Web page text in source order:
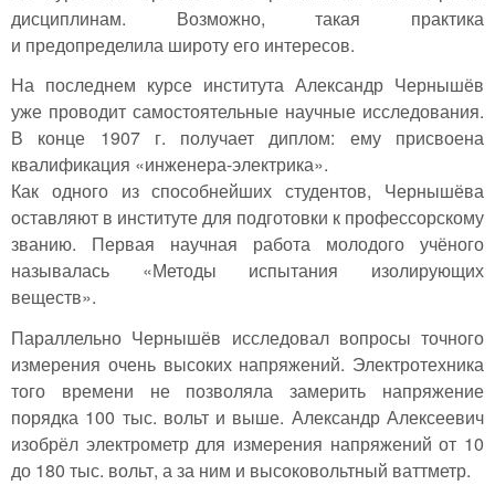
дисциплинам. Возможно, такая практика
и предопределила широту его интересов.
На последнем курсе института Александр Чернышёв
уже проводит самостоятельные научные исследования.
В конце 1907 г. получает диплом: ему присвоена
квалификация «инженера-электрика».
Как одного из способнейших студентов, Чернышёва
оставляют в институте для подготовки к профессорскому
званию. Первая научная работа молодого учёного
называлась «Методы испытания изолирующих
веществ».
Параллельно Чернышёв исследовал вопросы точного
измерения очень высоких напряжений. Электротехника
того времени не позволяла замерить напряжение
порядка 100 тыс. вольт и выше. Александр Алексеевич
изобрёл электрометр для измерения напряжений от 10
до 180 тыс. вольт, а за ним и высоковольтный ваттметр.